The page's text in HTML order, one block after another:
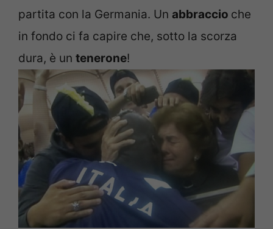
partita con la Germania. Un abbraccio che
in fondo ci fa capire che, sotto la scorza
dura, è un tenerone!